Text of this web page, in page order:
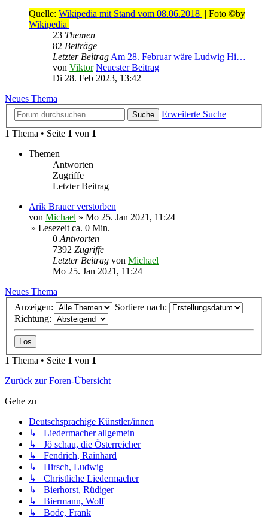
Quelle: Wikipedia mit Stand vom 08.06.2018 | Foto ©by
Wikipedia
23 Themen
82 Beiträge
Letzter Beitrag Am 28. Februar wäre Ludwig Hi…
von Viktor Neuester Beitrag
Di 28. Feb 2023, 13:42
Neues Thema
Suche
Erweiterte Suche
1 Thema • Seite 1 von 1
Themen
Antworten
Zugriffe
Letzter Beitrag
Arik Brauer verstorben
von Michael » Mo 25. Jan 2021, 11:24
» Lesezeit ca. 0 Min.
0Antworten
7392 Zugriffe
Letzter Beitrag von Michael
Mo 25. Jan 2021, 11:24
Neues Thema
Anzeigen:
Sortiere nach:
Richtung:
1 Thema • Seite 1 von 1
Zurück zur Foren-Übersicht
Gehe zu
Deutschsprachige Künstler/innen
↳ Liedermacher allgemein
↳ Jö schau, die Österreicher
↳ Fendrich, Rainhard
↳ Hirsch, Ludwig
↳ Christliche Liedermacher
↳ Bierhorst, Rüdiger
↳ Biermann, Wolf
↳ Bode, Frank